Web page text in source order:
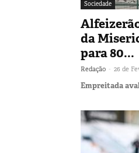
Sociedade
da
para 80...
Redação - 26 de
Empreitada